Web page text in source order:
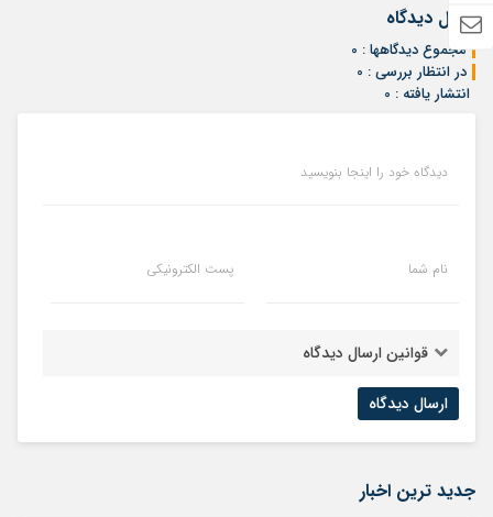
ارسال دیدگاه
مجموع دیدگاهها : 0
در انتظار بررسی : 0
انتشار یافته : 0
دیدگاه خود را اینجا بنویسید
نام شما پست الکترونیکی
قوانین ارسال دیدگاه
جدید ترین اخبار